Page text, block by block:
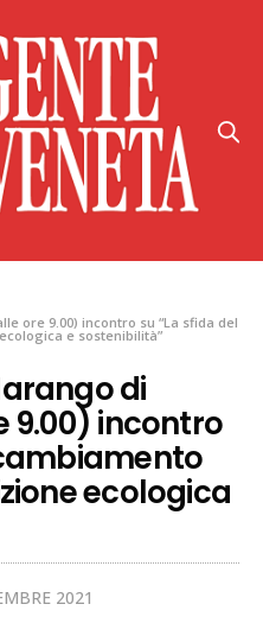
ore 9.00) incontro su “La sfida del
e sostenibilità”
di
9.00) incontro
ecologica
2021